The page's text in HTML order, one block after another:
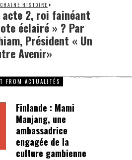
HISTOIRE
acte 2, roi fainéant
éclairé » ? Par
Président « Un
Avenir»
FROM ACTUALITÉS
Finlande : Mami
Manjang, une
ambassadrice
engagée de la
culture gambienne